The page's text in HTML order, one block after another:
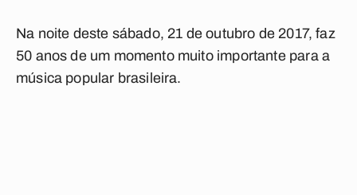
Na noite deste sábado, 21 de outubro de 2017, faz
50 anos de um momento muito importante para a
música popular brasileira.